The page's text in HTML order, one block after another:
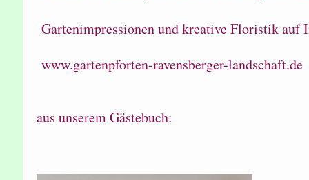
Gartenimpressionen und kreative Floristik auf
www.gartenpforten-ravensberger-landschaft.de
aus unserem Gästebuch: